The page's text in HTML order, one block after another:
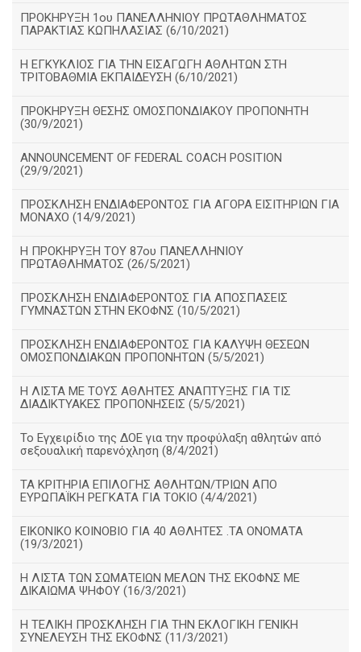
ΠΡΟΚΗΡΥΞΗ 1ου ΠΑΝΕΛΛΗΝΙΟΥ ΠΡΩΤΑΘΛΗΜΑΤΟΣ
ΠΑΡΑΚΤΙΑΣ ΚΩΠΗΛΑΣΙΑΣ (6/10/2021)
Η ΕΓΚΥΚΛΙΟΣ ΓΙΑ ΤΗΝ ΕΙΣΑΓΩΓΗ ΑΘΛΗΤΩΝ ΣΤΗ
ΤΡΙΤΟΒΑΘΜΙΑ ΕΚΠΑΙΔΕΥΣΗ (6/10/2021)
ΠΡΟΚΗΡΥΞΗ ΘΕΣΗΣ ΟΜΟΣΠΟΝΔΙΑΚΟΥ ΠΡΟΠΟΝΗΤΗ
(30/9/2021)
ANNOUNCEMENT OF FEDERAL COACH POSITION
(29/9/2021)
ΠΡΟΣΚΛΗΣΗ ΕΝΔΙΑΦΕΡΟΝΤΟΣ ΓΙΑ ΑΓΟΡΑ ΕΙΣΙΤΗΡΙΩΝ ΓΙΑ
ΜΟΝΑΧΟ (14/9/2021)
Η ΠΡΟΚΗΡΥΞΗ ΤΟΥ 87ου ΠΑΝΕΛΛΗΝΙΟΥ
ΠΡΩΤΑΘΛΗΜΑΤΟΣ (26/5/2021)
ΠΡΟΣΚΛΗΣΗ ΕΝΔΙΑΦΕΡΟΝΤΟΣ ΓΙΑ ΑΠΟΣΠΑΣΕΙΣ
ΓΥΜΝΑΣΤΩΝ ΣΤΗΝ ΕΚΟΦΝΣ (10/5/2021)
ΠΡΟΣΚΛΗΣΗ ΕΝΔΙΑΦΕΡΟΝΤΟΣ ΓΙΑ ΚΑΛΥΨΗ ΘΕΣΕΩΝ
ΟΜΟΣΠΟΝΔΙΑΚΩΝ ΠΡΟΠΟΝΗΤΩΝ (5/5/2021)
H ΛΙΣΤΑ ΜΕ ΤΟΥΣ ΑΘΛΗΤΕΣ ΑΝΑΠΤΥΞΗΣ ΓΙΑ ΤΙΣ
ΔΙΑΔΙΚΤΥΑΚΕΣ ΠΡΟΠΟΝΗΣΕΙΣ (5/5/2021)
Το Εγχειρίδιο της ΔΟΕ για την προφύλαξη αθλητών από
σεξουαλική παρενόχληση (8/4/2021)
ΤΑ ΚΡΙΤΗΡΙΑ ΕΠΙΛΟΓΗΣ ΑΘΛΗΤΩΝ/ΤΡΙΩΝ ΑΠΟ
ΕΥΡΩΠΑΪΚΗ ΡΕΓΚΑΤΑ ΓΙΑ ΤΟΚΙΟ (4/4/2021)
ΕΙΚΟΝΙΚΟ ΚΟΙΝΟΒΙΟ ΓΙΑ 40 ΑΘΛΗΤΕΣ .ΤΑ ΟΝΟΜΑΤΑ
(19/3/2021)
Η ΛΙΣΤΑ ΤΩΝ ΣΩΜΑΤΕΙΩΝ ΜΕΛΩΝ ΤΗΣ ΕΚΟΦΝΣ ΜΕ
ΔΙΚΑΙΩΜΑ ΨΗΦΟΥ (16/3/2021)
Η ΤΕΛΙΚΗ ΠΡΟΣΚΛΗΣΗ ΓΙΑ ΤΗΝ ΕΚΛΟΓΙΚΗ ΓΕΝΙΚΗ
ΣΥΝΕΛΕΥΣΗ ΤΗΣ ΕΚΟΦΝΣ (11/3/2021)